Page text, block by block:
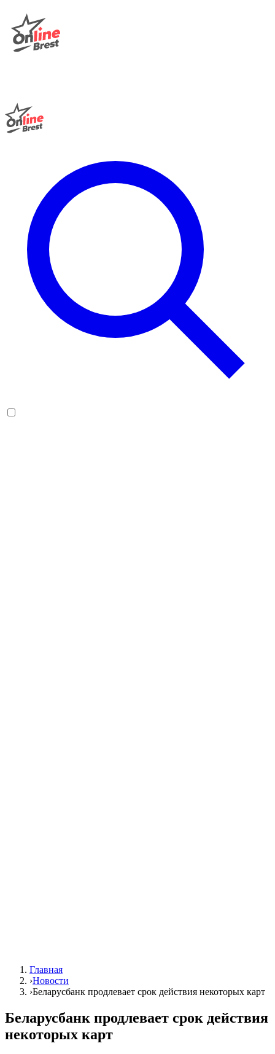
Главная
›Новости
›Беларусбанк продлевает срок действия некоторых карт
Беларусбанк продлевает срок действия
некоторых карт